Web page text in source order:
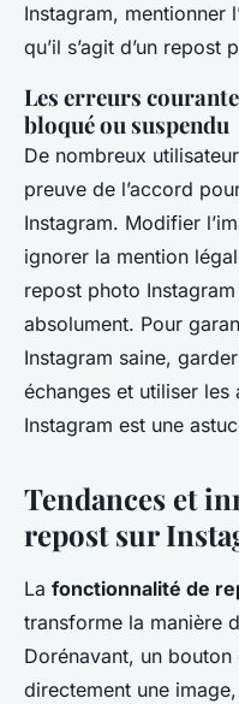
Instagram, mentionner
qu’il s’agit d’un
Les erreurs
bloqué ou suspendu
De nombreux
preuve de l’accord
Instagram. Modifier
ignorer la mention
repost photo
absolument. Pour
Instagram saine,
échanges et utiliser
Instagram est une
Tendances et
repost sur
La fonctionnalité de
transforme la manière
Dorénavant, un
directement une